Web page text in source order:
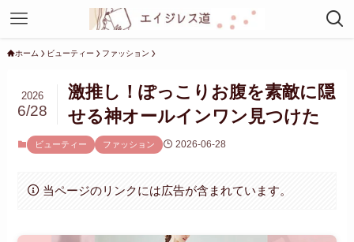
ホーム ビューティー ファッション
激推し！ぽっこりお腹を素敵に隠
せる神オールインワン見つけた
2026
6/28
ビューティー ファッション 2026-06-28
当ページのリンクには広告が含まれています。